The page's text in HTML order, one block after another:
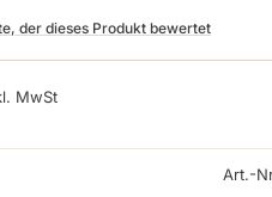
der dieses Produkt bewertet
MwSt
Art.-